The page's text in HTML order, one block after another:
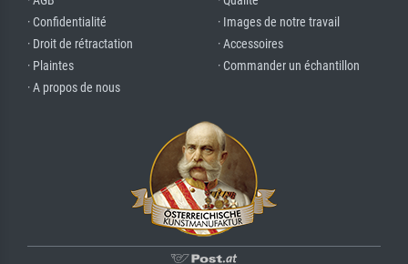
· Confidentialité
· Droit de rétractation
· Plaintes
· A propos de nous
· Images de notre travail
· Accessoires
· Commander un échantillon